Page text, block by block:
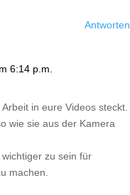
Antworten
6:14 p.m.
in eure Videos steckt.
wie sie aus der Kamera
zu sein für
machen.